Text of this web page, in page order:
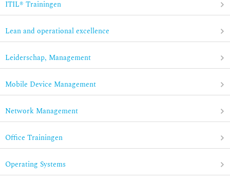
ITIL® Trainingen
Lean and operational excellence
Leiderschap, Management
Mobile Device Management
Network Management
Office Trainingen
Operating Systems